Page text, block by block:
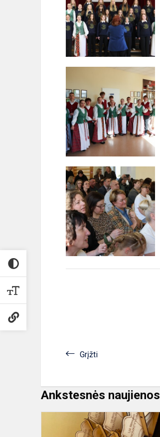
Grįžti
Ankstesnės naujienos